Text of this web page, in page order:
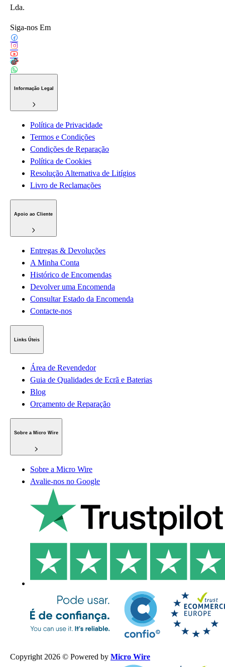
Lda.
Siga-nos Em
Informação Legal
Política de Privacidade
Termos e Condições
Condições de Reparação
Política de Cookies
Resolução Alternativa de Litígios
Livro de Reclamações
Apoio ao Cliente
Entregas & Devoluções
A Minha Conta
Histórico de Encomendas
Devolver uma Encomenda
Consultar Estado da Encomenda
Contacte-nos
Links Úteis
Área de Revendedor
Guia de Qualidades de Ecrã e Baterias
Blog
Orçamento de Reparação
Sobre a Micro Wire
Sobre a Micro Wire
Avalie-nos no Google
Copyright 2026 © Powered by Micro Wire